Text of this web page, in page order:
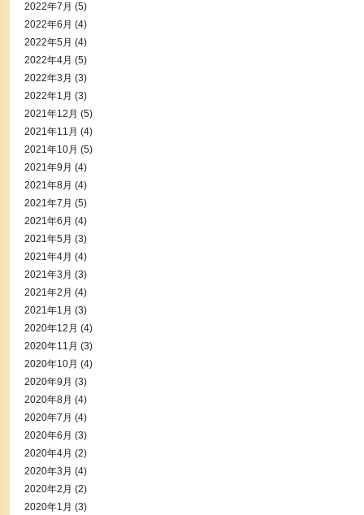
2022年7月 (5)
2022年6月 (4)
2022年5月 (4)
2022年4月 (5)
2022年3月 (3)
2022年1月 (3)
2021年12月 (5)
2021年11月 (4)
2021年10月 (5)
2021年9月 (4)
2021年8月 (4)
2021年7月 (5)
2021年6月 (4)
2021年5月 (3)
2021年4月 (4)
2021年3月 (3)
2021年2月 (4)
2021年1月 (3)
2020年12月 (4)
2020年11月 (3)
2020年10月 (4)
2020年9月 (3)
2020年8月 (4)
2020年7月 (4)
2020年6月 (3)
2020年4月 (2)
2020年3月 (4)
2020年2月 (2)
2020年1月 (3)